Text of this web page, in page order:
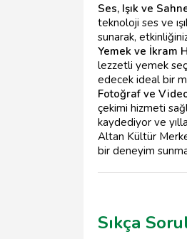
Ses, Işık ve
teknoloji ses ve
sunarak,
Yemek ve İkram
lezzetli yemek
edecek ideal bir
Fotoğraf ve
çekimi hizmeti
kaydediyor ve
Altan Kültür
bir deneyim
Sıkça